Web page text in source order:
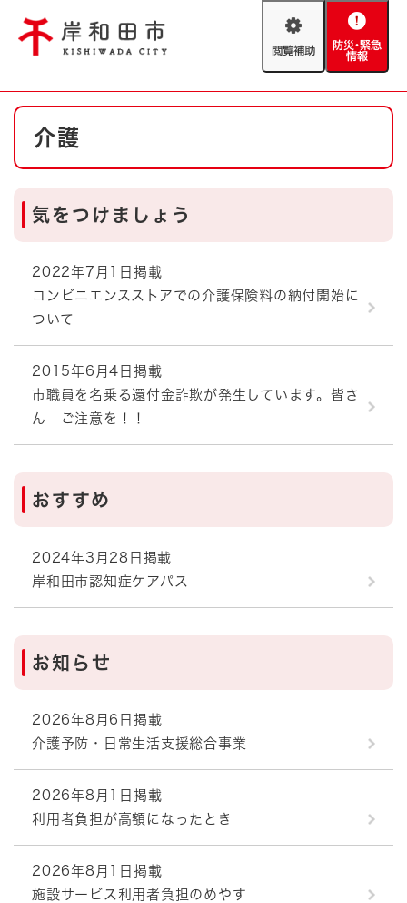
閲
助
防
緊
やさしい日本語
文字サイズ 標準 拡大
背景色変更 白 黒
ハザードマップ AED設置箇所
本
介護
気をつけましょう
2022年7月1日掲載
コンビニエンスストアでの介護保険料の納付開始に
ついて
2015年6月4日掲載
市職員を名乗る還付金詐欺が発生しています。皆さ
ん ご注意を！！
おすすめ
2024年3月28日掲載
岸和田市認知症ケアパス
お知らせ
2026年8月6日掲載
介護予防・日常生活支援総合事業
2026年8月1日掲載
利用者負担が高額になったとき
2026年8月1日掲載
施設サービス利用者負担のめやす